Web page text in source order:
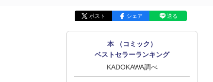
ポスト シェア 送る
本 （コミック）
ベストセラーランキング
KADOKAWA調べ